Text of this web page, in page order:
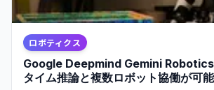
ロボティクス
Google Deepmind Gemini Robotics
タイム推論と複数ロボット協働が可